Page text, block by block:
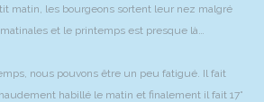
matin, les bourgeons sortent leur nez malgré
et le printemps est presque là…
nous pouvons être un peu fatigué. Il fait
habillé le matin et finalement il fait 17°